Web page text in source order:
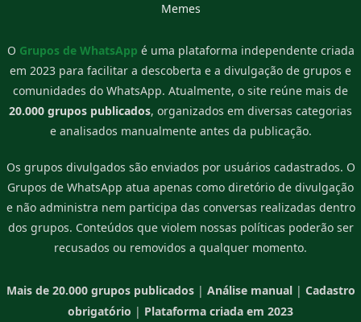
Memes
O Grupos de WhatsApp é uma plataforma independente criada
em 2023 para facilitar a descoberta e a divulgação de grupos e
comunidades do WhatsApp. Atualmente, o site reúne mais de
20.000 grupos publicados, organizados em diversas categorias
e analisados manualmente antes da publicação.
Os grupos divulgados são enviados por usuários cadastrados. O
Grupos de WhatsApp atua apenas como diretório de divulgação
e não administra nem participa das conversas realizadas dentro
dos grupos. Conteúdos que violem nossas políticas poderão ser
recusados ou removidos a qualquer momento.
Mais de 20.000 grupos publicados| Análise manual| Cadastro
obrigatório | Plataforma criada em 2023